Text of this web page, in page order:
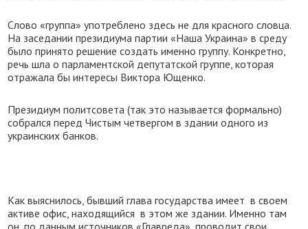
Слово «группа» употреблено здесь не для красного словца.
На заседании президиума партии «Наша Украина» в среду
было принято решение создать именно группу. Конкретно,
речь шла о парламентской депутатской группе, которая
отражала бы интересы Виктора Ющенко.
Президиум политсовета (так это называется формально)
собрался перед Чистым четвергом в здании одного из
украинских банков.
Как выяснилось, бывший глава государства имеет в своем
активе офис, находящийся в этом же здании. Именно там
он, по данным источников «Главреда», проводит свои